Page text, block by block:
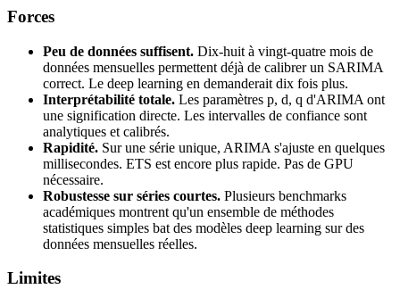
Forces
Peu de données suffisent. Dix-huit à vingt-quatre mois de
données mensuelles permettent déjà de calibrer un SARIMA
correct. Le deep learning en demanderait dix fois plus.
Interprétabilité totale. Les paramètres p, d, q d'ARIMA ont
une signification directe. Les intervalles de confiance sont
analytiques et calibrés.
Rapidité. Sur une série unique, ARIMA s'ajuste en quelques
millisecondes. ETS est encore plus rapide. Pas de GPU
nécessaire.
Robustesse sur séries courtes. Plusieurs benchmarks
académiques montrent qu'un ensemble de méthodes
statistiques simples bat des modèles deep learning sur des
données mensuelles réelles.
Limites